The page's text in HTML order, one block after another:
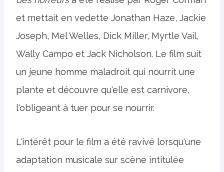
et mettait en vedette Jonathan Haze, Jackie
Joseph, Mel Welles, Dick Miller, Myrtle Vail,
Wally Campo et Jack Nicholson. Le film suit
un jeune homme maladroit qui nourrit une
plante et découvre qu'elle est carnivore,
l'obligeant à tuer pour se nourrir.
L'intérêt pour le film a été ravivé lorsqu'une
adaptation musicale sur scène intitulée